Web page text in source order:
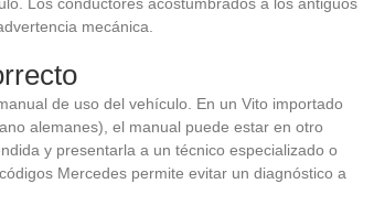
Los conductores acostumbrados a los antiguos
mecánica.
de uso del vehículo. En un Vito importado
alemanes), el manual puede estar en otro
y presentarla a un técnico especializado o
Mercedes permite evitar un diagnóstico a